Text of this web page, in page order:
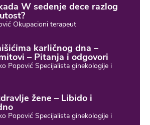
W sedenje dece razlog
Okupacioni terapeut
karličnog dna –
– Pitanja i odgovori
Popović Specijalista ginekologije i
žene – Libido i
Popović Specijalista ginekologije i